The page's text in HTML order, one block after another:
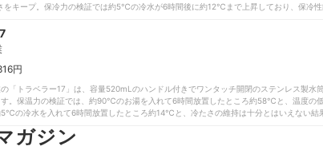
キープ。保冷力の検証では約5℃の冷水が6時間後に約12℃まで上昇しており、保冷性
を除く）なのでお手入れの負担を軽減できます。2WAYの使い勝手と優れた保温力を兼ね
円
「トラベラー17」は、容量520mLのハンドル付きでワンタッチ開閉のステンレス製水
す。保温力の検証では、約90℃のお湯を入れて6時間放置したところ約58℃と、温度の
の冷水を入れて6時間放置したところ約14℃と、冷たさの維持は十分とはいえない結
ガジン